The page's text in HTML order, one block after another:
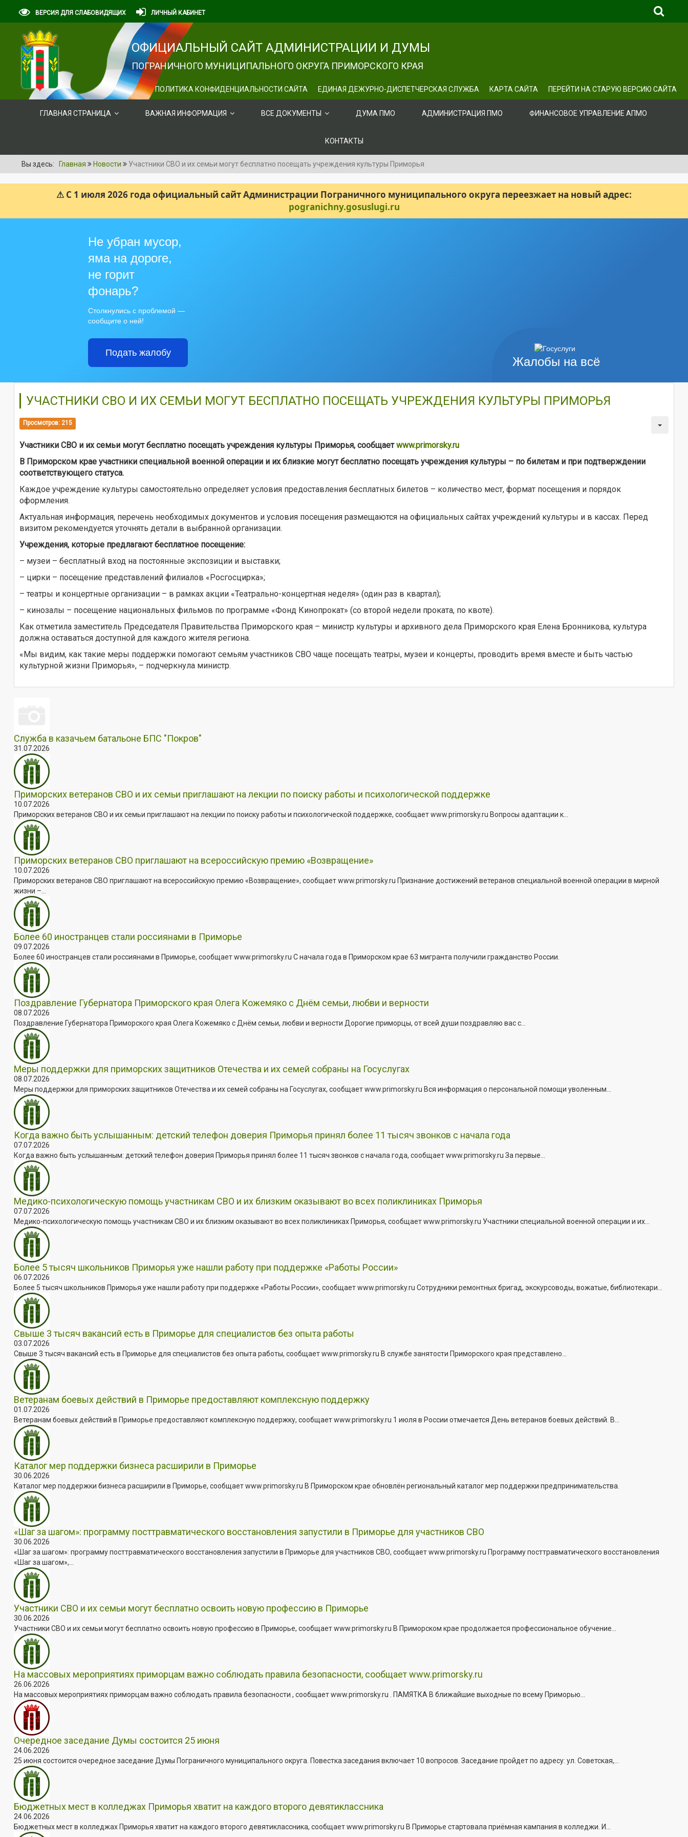
ВЕРСИЯ ДЛЯ СЛАБОВИДЯЩИХ ЛИЧНЫЙ КАБИНЕТ
ОФИЦИАЛЬНЫЙ САЙТ АДМИНИСТРАЦИИ И ДУМЫ
ПОГРАНИЧНОГО МУНИЦИПАЛЬНОГО ОКРУГА ПРИМОРСКОГО КРАЯ
ПОЛИТИКА КОНФИДЕНЦИАЛЬНОСТИ САЙТА ЕДИНАЯ ДЕЖУРНО-ДИСПЕТЧЕРСКАЯ СЛУЖБА КАРТА САЙТА ПЕРЕЙТИ НА СТАРУЮ ВЕРСИЮ САЙТА
ГЛАВНАЯ СТРАНИЦА ВАЖНАЯ ИНФОРМАЦИЯ ВСЕ ДОКУМЕНТЫ ДУМА ПМО АДМИНИСТРАЦИЯ ПМО ФИНАНСОВОЕ УПРАВЛЕНИЕ АПМО
КОНТАКТЫ
Вы здесь: Главная Новости Участники СВО и их семьи могут бесплатно посещать учреждения культуры Приморья
⚠ С 1 июля 2026 года официальный сайт Администрации Пограничного муниципального округа переезжает на новый адрес:
pogranichny.gosuslugi.ru
Жалобы на всё
Не убран мусор,
яма на дороге,
не горит
фонарь?
Столкнулись с проблемой —
сообщите о ней!
Подать жалобу
УЧАСТНИКИ СВО И ИХ СЕМЬИ МОГУТ БЕСПЛАТНО ПОСЕЩАТЬ УЧРЕЖДЕНИЯ КУЛЬТУРЫ ПРИМОРЬЯ
Просмотров: 215
Участники СВО и их семьи могут бесплатно посещать учреждения культуры Приморья, сообщаетwww.primorsky.ru
В Приморском крае участники специальной военной операции и их близкие могут бесплатно посещать учреждения культуры – по билетам и при подтверждении
соответствующего статуса.
Каждое учреждение культуры самостоятельно определяет условия предоставления бесплатных билетов – количество мест, формат посещения и порядок
оформления.
Актуальная информация, перечень необходимых документов и условия посещения размещаются на официальных сайтах учреждений культуры и в кассах. Перед
визитом рекомендуется уточнять детали в выбранной организации.
Учреждения, которые предлагают бесплатное посещение:
– музеи – бесплатный вход на постоянные экспозиции и выставки;
– цирки – посещение представлений филиалов «Росгосцирка»;
– театры и концертные организации – в рамках акции «Театрально-концертная неделя» (один раз в квартал);
– кинозалы – посещение национальных фильмов по программе «Фонд Кинопрокат» (со второй недели проката, по квоте).
Как отметила заместитель Председателя Правительства Приморского края – министр культуры и архивного дела Приморского края Елена Бронникова, культура
должна оставаться доступной для каждого жителя региона.
«Мы видим, как такие меры поддержки помогают семьям участников СВО чаще посещать театры, музеи и концерты, проводить время вместе и быть частью
культурной жизни Приморья», – подчеркнула министр.
Служба в казачьем батальоне БПС "Покров"
31.07.2026
Приморских ветеранов СВО и их семьи приглашают на лекции по поиску работы и психологической поддержке
10.07.2026
Приморских ветеранов СВО и их семьи приглашают на лекции по поиску работы и психологической поддержке, сообщает www.primorsky.ru Вопросы адаптации к...
Приморских ветеранов СВО приглашают на всероссийскую премию «Возвращение»
10.07.2026
Приморских ветеранов СВО приглашают на всероссийскую премию «Возвращение», сообщает www.primorsky.ru Признание достижений ветеранов специальной военной операции в мирной
жизни –...
Более 60 иностранцев стали россиянами в Приморье
09.07.2026
Более 60 иностранцев стали россиянами в Приморье, сообщает www.primorsky.ru С начала года в Приморском крае 63 мигранта получили гражданство России.
Поздравление Губернатора Приморского края Олега Кожемяко с Днём семьи, любви и верности
08.07.2026
Поздравление Губернатора Приморского края Олега Кожемяко с Днём семьи, любви и верности Дорогие приморцы, от всей души поздравляю вас с...
Меры поддержки для приморских защитников Отечества и их семей собраны на Госуслугах
08.07.2026
Меры поддержки для приморских защитников Отечества и их семей собраны на Госуслугах, сообщает www.primorsky.ru Вся информация о персональной помощи уволенным...
Когда важно быть услышанным: детский телефон доверия Приморья принял более 11 тысяч звонков с начала года
07.07.2026
Когда важно быть услышанным: детский телефон доверия Приморья принял более 11 тысяч звонков с начала года, сообщает www.primorsky.ru За первые...
Медико-психологическую помощь участникам СВО и их близким оказывают во всех поликлиниках Приморья
07.07.2026
Медико-психологическую помощь участникам СВО и их близким оказывают во всех поликлиниках Приморья, сообщает www.primorsky.ru Участники специальной военной операции и их...
Более 5 тысяч школьников Приморья уже нашли работу при поддержке «Работы России»
06.07.2026
Более 5 тысяч школьников Приморья уже нашли работу при поддержке «Работы России», сообщает www.primorsky.ru Сотрудники ремонтных бригад, экскурсоводы, вожатые, библиотекари...
Свыше 3 тысяч вакансий есть в Приморье для специалистов без опыта работы
03.07.2026
Свыше 3 тысяч вакансий есть в Приморье для специалистов без опыта работы, сообщает www.primorsky.ru В службе занятости Приморского края представлено...
Ветеранам боевых действий в Приморье предоставляют комплексную поддержку
01.07.2026
Ветеранам боевых действий в Приморье предоставляют комплексную поддержку, сообщает www.primorsky.ru 1 июля в России отмечается День ветеранов боевых действий. В...
Каталог мер поддержки бизнеса расширили в Приморье
30.06.2026
Каталог мер поддержки бизнеса расширили в Приморье, сообщает www.primorsky.ru В Приморском крае обновлён региональный каталог мер поддержки предпринимательства.
«Шаг за шагом»: программу посттравматического восстановления запустили в Приморье для участников СВО
30.06.2026
«Шаг за шагом»: программу посттравматического восстановления запустили в Приморье для участников СВО, сообщает www.primorsky.ru Программу посттравматического восстановления
«Шаг за шагом»,...
Участники СВО и их семьи могут бесплатно освоить новую профессию в Приморье
30.06.2026
Участники СВО и их семьи могут бесплатно освоить новую профессию в Приморье, сообщает www.primorsky.ru В Приморском крае продолжается профессиональное обучение...
На массовых мероприятиях приморцам важно соблюдать правила безопасности, сообщает www.primorsky.ru
26.06.2026
На массовых мероприятиях приморцам важно соблюдать правила безопасности , сообщает www.primorsky.ru . ПАМЯТКА В ближайшие выходные по всему Приморью...
Очередное заседание Думы состоится 25 июня
24.06.2026
25 июня состоится очередное заседание Думы Пограничного муниципального округа. Повестка заседания включает 10 вопросов. Заседание пройдет по адресу: ул. Советская,...
Бюджетных мест в колледжах Приморья хватит на каждого второго девятиклассника
24.06.2026
Бюджетных мест в колледжах Приморья хватит на каждого второго девятиклассника, сообщает www.primorsky.ru В Приморье стартовала приёмная кампания в колледжи. И...